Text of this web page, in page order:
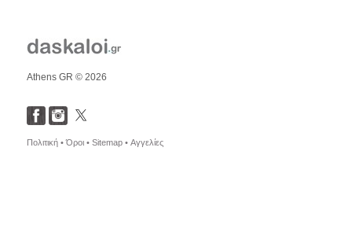
Athens GR © 2026
Πολιτική •Όροι • Sitemap • Αγγελίες